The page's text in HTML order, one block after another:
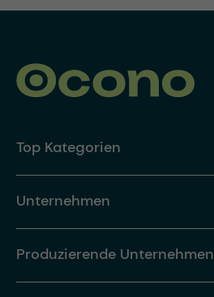
Top Kategorien
Unternehmen
Produzierende Unternehmen